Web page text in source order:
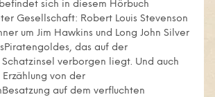
sich in diesem Hörbuch
Gesellschaft: Robert Louis Stevenson
um Jim Hawkins und Long John Silver
das auf der
verborgen liegt. Und auch
von der
auf dem verfluchten